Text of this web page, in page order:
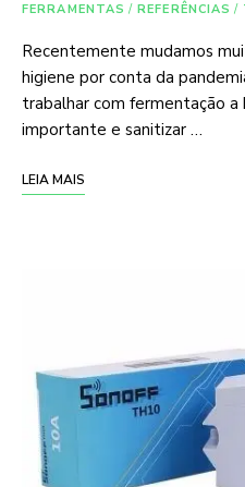
FERRAMENTAS / REFERÊNCIAS /
Recentemente mudamos
higiene por conta da
trabalhar com fermentação a
importante e sanitizar …
LEIA MAIS